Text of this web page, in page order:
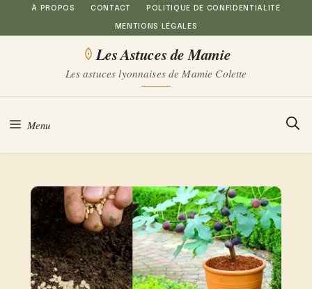
Aller
au
À PROPOS CONTACT POLITIQUE DE CONFIDENTIALITÉ
MENTIONS LÉGALES
Les Astuces de Mamie
Les astuces lyonnaises de Mamie Colette
Menu